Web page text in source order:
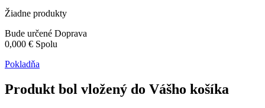
Žiadne produkty
Bude určené Doprava
0,000 € Spolu
Pokladňa
Produkt bol vložený do Vášho košíka